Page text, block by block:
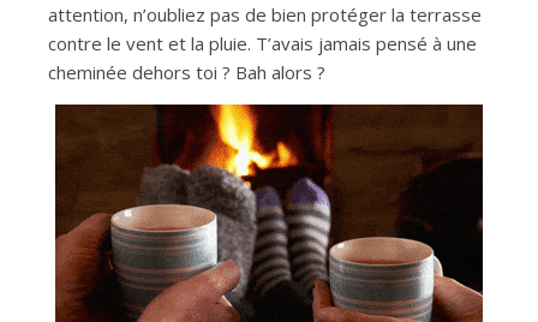
attention, n’oubliez pas de bien protéger la terrasse
contre le vent et la pluie. T’avais jamais pensé à une
cheminée dehors toi ? Bah alors ?